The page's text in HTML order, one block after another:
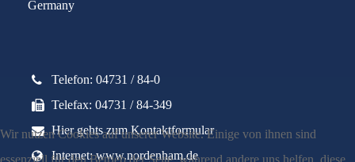
Germany
Telefon: 04731 / 84-0
Telefax: 04731 / 84-349
Hier gehts zum Kontaktformular
Internet: www.nordenham.de
Wir nutzen Cookies auf unserer Website. Einige von ihnen sind
essenziell für den Betrieb der Seite, während andere uns helfen, diese